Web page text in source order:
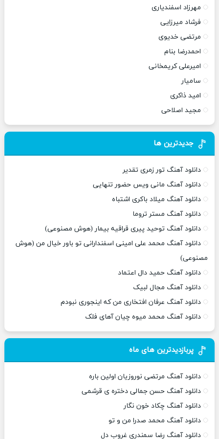
مهرزاد اسفندیاری
فرشاد میرزایی
مرتضی خدیوی
احمدرضا بنام
امیرعلی کریمخانی
سامیار
امید ذاکری
مجید اصلاحی
جدیدترین ها
دانلود آهنگ تور زمری تقدیر
دانلود آهنگ مانی ویس حضور تنهایی
دانلود آهنگ میلاد باکری اشتباه
دانلود آهنگ مستر تروما
دانلود آهنگ توحید پیری قراقیه بیمار (هوش مصنوعی)
دانلود آهنگ محمد علی امینی اسفندارانی تو باور خیال من (هوش
مصنوعی)
دانلود آهنگ حمید دال اعتماد
دانلود آهنگ مجال لبیک
دانلود آهنگ عرفان افتخاری من که اینجوری نبودم
دانلود آهنگ محمد میوه چیان آهای فلک
پربازدیدترین های ماه
دانلود آهنگ مرتضی نوروزیان اولین باره
دانلود آهنگ حسن جمالی دختره ی قرشمی
دانلود آهنگ چکاد خون نگار
دانلود آهنگ محمد صدرا من و تو
دانلود آهنگ رضا سمندری غروب دل